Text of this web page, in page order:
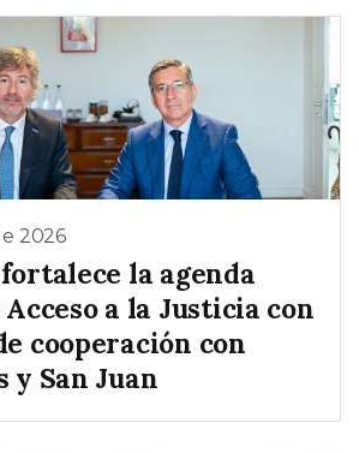
2026
la agenda
a la Justicia con
cooperación con
y San Juan